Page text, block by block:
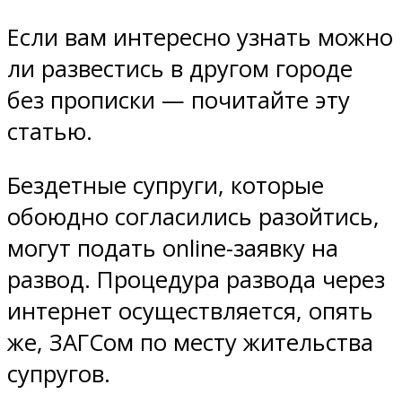
Если вам интересно узнать можно
ли развестись в другом городе
без прописки — почитайте эту
статью.
Бездетные супруги, которые
обоюдно согласились разойтись,
могут подать online-заявку на
развод. Процедура развода через
интернет осуществляется, опять
же, ЗАГСом по месту жительства
супругов.